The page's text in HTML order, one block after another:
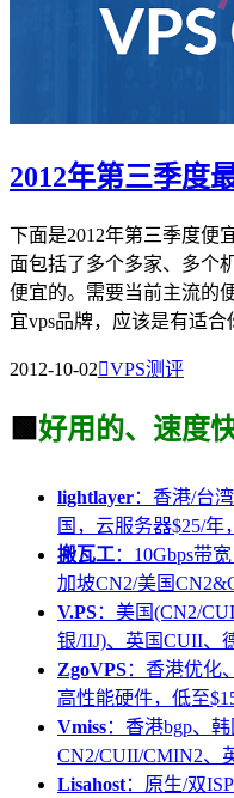
2012年第三季度
下面是2012年第三季度便
面包括了多个多家、多个
便宜的。需要当前主流的
宜vps品牌，应该是有适
2012-10-02VPS测评
🟩 好用的、速度
lightlayer：香港/台
国，云服务器$25/年
搬瓦工：10Gbps带
加坡CN2/美国
V.PS：美国(CN2/
银/IIJ)、英国CUII、
ZgoVPS：香港优化
高性能硬件，低至
Vmiss：香港bgp、
CN2/CUII/CMIN2、
Lisahost：原生/双